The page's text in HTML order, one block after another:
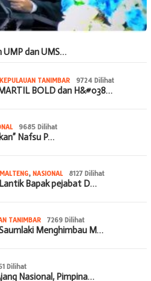
UMP dan UMS…
TANIMBAR 9724 Dilihat
BOLD dan H&#038…
9685 Dilihat
Nafsu P…
, NASIONAL 8127 Dilihat
Bapak pejabat D…
TANIMBAR 7269 Dilihat
Menghimbau M…
Dilihat
Nasional, Pimpina…